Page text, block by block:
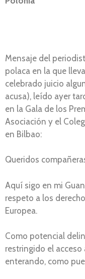
Mensaje del
polaca en la que
celebrado juicio
acusa), leído ayer
en la Gala de los
Asociación y el
en Bilbao:
Queridos
Aquí sigo en mi
respeto a los
Europea.
Como potencial
restringido el
enterando, como